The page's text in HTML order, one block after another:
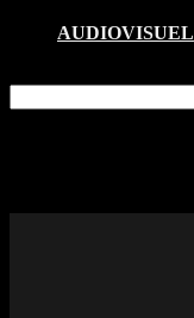
AUDIOVISUEL